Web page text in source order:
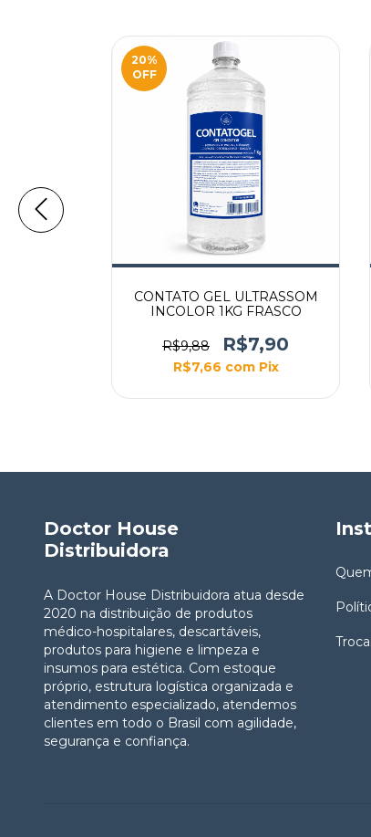
20%
OFF
CONTATO GEL ULTRASSOM
INCOLOR 1KG FRASCO
R$9,88 R$7,90
R$7,66 com Pix
Doctor House
Distribuidora
A Doctor House Distribuidora atua desde
2020 na distribuição de produtos
médico-hospitalares, descartáveis,
produtos para higiene e limpeza e
insumos para estética. Com estoque
próprio, estrutura logística organizada e
atendimento especializado, atendemos
clientes em todo o Brasil com agilidade,
segurança e confiança.